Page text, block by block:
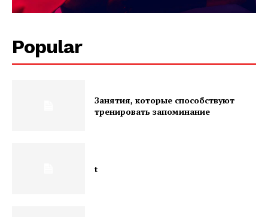
Popular
Занятия, которые способствуют
тренировать запоминание
t